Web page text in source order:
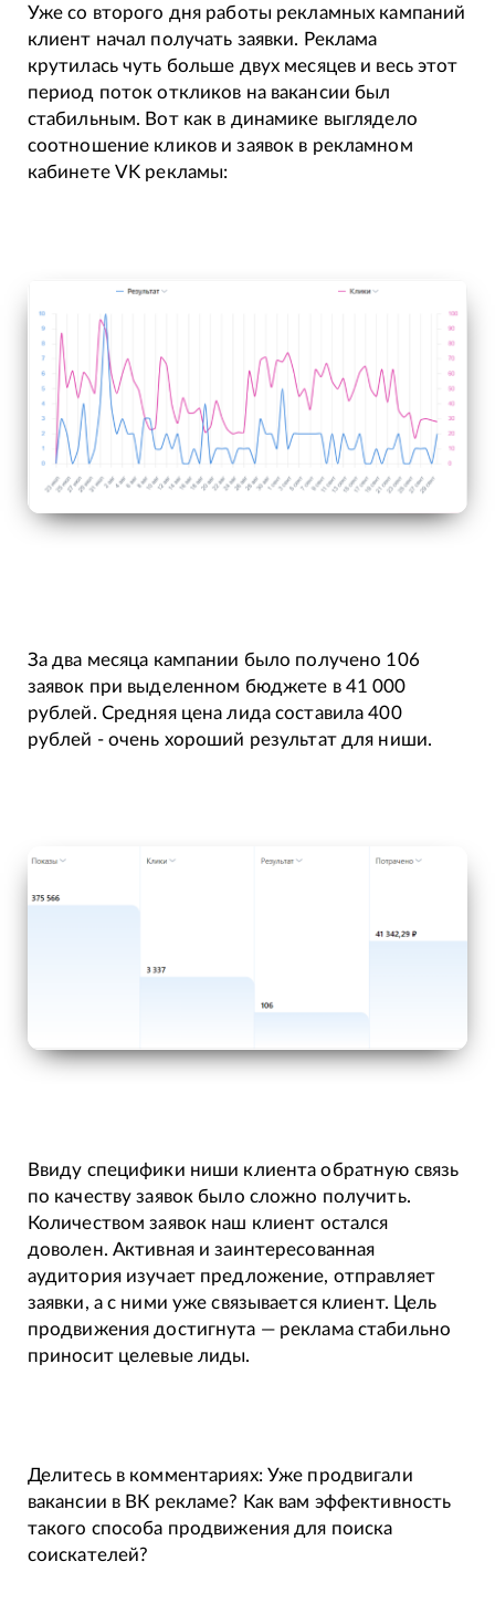
Уже со второго дня работы рекламных кампаний
клиент начал получать заявки. Реклама
крутилась чуть больше двух месяцев и весь этот
период поток откликов на вакансии был
стабильным. Вот как в динамике выглядело
соотношение кликов и заявок в рекламном
кабинете VK рекламы:
За два месяца кампании было получено 106
заявок при выделенном бюджете в 41 000
рублей. Средняя цена лида составила 400
рублей - очень хороший результат для ниши.
Ввиду специфики ниши клиента обратную связь
по качеству заявок было сложно получить.
Количеством заявок наш клиент остался
доволен. Активная и заинтересованная
аудитория изучает предложение, отправляет
заявки, а с ними уже связывается клиент. Цель
продвижения достигнута — реклама стабильно
приносит целевые лиды.
Делитесь в комментариях: Уже продвигали
вакансии в ВК рекламе? Как вам эффективность
такого способа продвижения для поиска
соискателей?